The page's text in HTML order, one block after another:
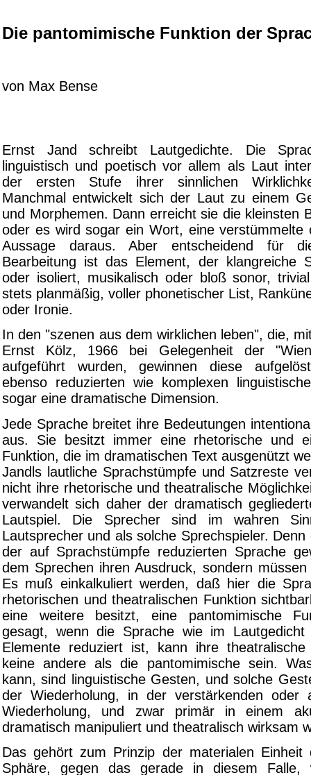
Die pantomimische Funktion der
von Max Bense
Ernst Jand schreibt Lautgedichte. Die
linguistisch und poetisch vor allem als Laut
der ersten Stufe ihrer sinnlichen
Manchmal entwickelt sich der Laut zu einem
und Morphemen. Dann erreicht sie die kleinsten
oder es wird sogar ein Wort, eine verstümmelte
Aussage daraus. Aber entscheidend für
Bearbeitung ist das Element, der klangreiche
oder isoliert, musikalisch oder bloß sonor,
stets planmäßig, voller phonetischer List,
oder Ironie.
In den "szenen aus dem wirklichen leben", die,
Ernst Kölz, 1966 bei Gelegenheit der
aufgeführt wurden, gewinnen diese
ebenso reduzierten wie komplexen
sogar eine dramatische Dimension.
Jede Sprache breitet ihre Bedeutungen
aus. Sie besitzt immer eine rhetorische und
Funktion, die im dramatischen Text ausgenützt
Jandls lautliche Sprachstümpfe und Satzreste
nicht ihre rhetorische und theatralische
verwandelt sich daher der dramatisch
Lautspiel. Die Sprecher sind im wahren
Lautsprecher und als solche Sprechspieler. Denn
der auf Sprachstümpfe reduzierten Sprache
dem Sprechen ihren Ausdruck, sondern
Es muß einkalkuliert werden, daß hier die
rhetorischen und theatralischen Funktion
eine weitere besitzt, eine pantomimische
gesagt, wenn die Sprache wie im Lautgedicht
Elemente reduziert ist, kann ihre
keine andere als die pantomimische sein.
kann, sind linguistische Gesten, und solche
der Wiederholung, in der verstärkenden oder
Wiederholung, und zwar primär in einem
dramatisch manipuliert und theatralisch wirksam
Das gehört zum Prinzip der materialen Einheit
Sphäre, gegen das gerade in diesem Falle,